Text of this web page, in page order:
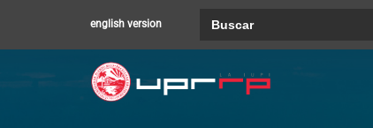
english version